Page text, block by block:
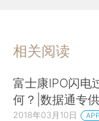
相关阅读
富士康IPO闪电
何？|数据通专供
2018年03月10日